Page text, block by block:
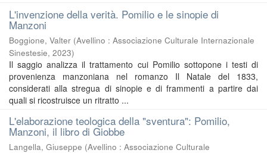
L'invenzione della verità. Pomilio e le sinopie di
Manzoni
Boggione, Valter (Avellino : Associazione Culturale Internazionale
Sinestesie, 2023)
Il saggio analizza il trattamento cui Pomilio sottopone i testi di
provenienza manzoniana nel romanzo Il Natale del 1833,
considerati alla stregua di sinopie e di frammenti a partire dai
quali si ricostruisce un ritratto ...
L'elaborazione teologica della "sventura": Pomilio,
Manzoni, il libro di Giobbe
Langella, Giuseppe (Avellino : Associazione Culturale